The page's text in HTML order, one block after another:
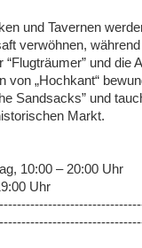
und Tavernen
verwöhnen,
“Flugträumer” und die
von „Hochkant“
Sandsacks” und
Markt.
10:00 – 20:00 Uhr
Uhr